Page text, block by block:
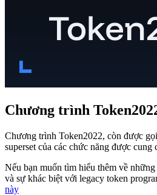
Chương trình
Chương trình Token2022, còn được
superset của các chức năng được cung
Nếu bạn muốn tìm hiểu thêm về
và sự khác biệt với legacy token
này